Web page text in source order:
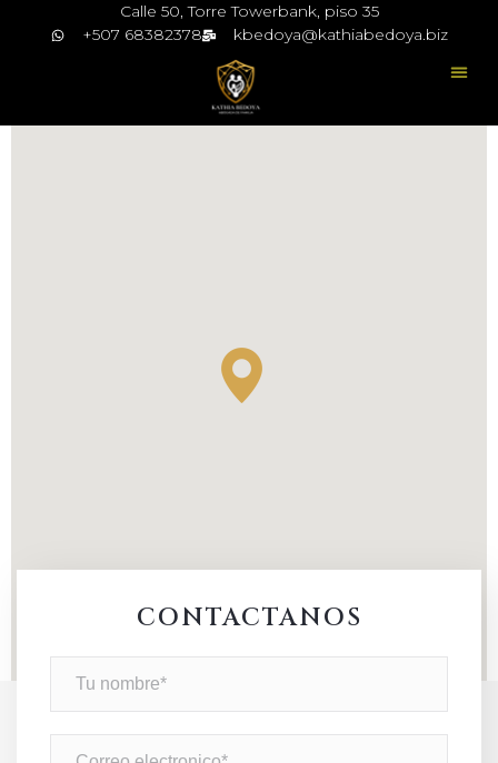
Calle 50, Torre Towerbank, piso 35
+507 68382378
kbedoya@kathiabedoya.biz
CONTACTANOS